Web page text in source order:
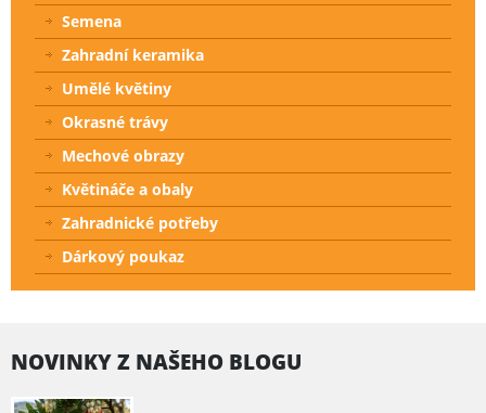
Semena
Zahradní keramika
Umělé květiny
Okrasné trávy
Mechové obrazy
Květináče a obaly
Zahradnické potřeby
Dárkový poukaz
NOVINKY Z NAŠEHO BLOGU